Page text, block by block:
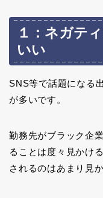
１：ネガテ
いい
SNS等で話題になる
が多いです。
勤務先がブラック企
ることは度々見かけ
されるのはあまり見